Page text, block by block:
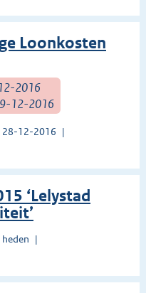
Loonkosten
2016
12-2016
28-12-2016
‘Lelystad